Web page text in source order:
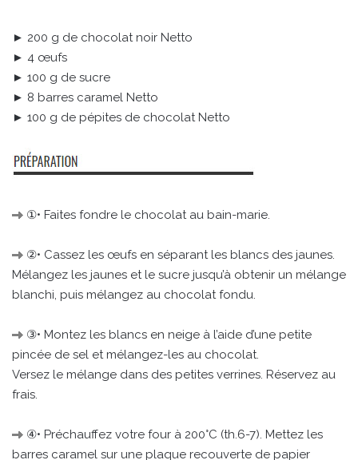
► 200 g de chocolat noir Netto
► 4 œufs
► 100 g de sucre
► 8 barres caramel Netto
► 100 g de pépites de chocolat Netto
①• Faites fondre le chocolat au bain-marie.
②• Cassez les œufs en séparant les blancs des jaunes.
Mélangez les jaunes et le sucre jusqu’à obtenir un mélange
blanchi, puis mélangez au chocolat fondu.
③• Montez les blancs en neige à l’aide d’une petite
pincée de sel et mélangez-les au chocolat.
Versez le mélange dans des petites verrines. Réservez au
frais.
④• Préchauffez votre four à 200°C (th.6-7). Mettez les
barres caramel sur une plaque recouverte de papier